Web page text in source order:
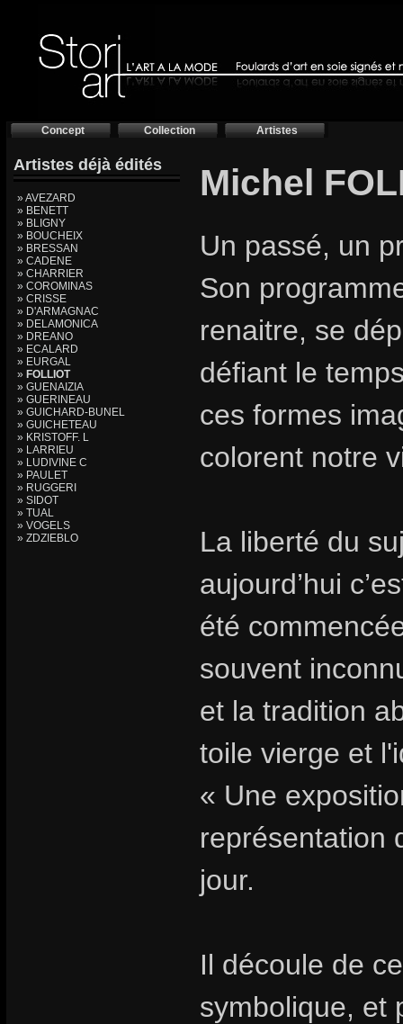
Concept Collection Artistes
Artistes déjà édités
» AVEZARD
» BENETT
» BLIGNY
» BOUCHEIX
» BRESSAN
» CADENE
» CHARRIER
» COROMINAS
» CRISSE
» D'ARMAGNAC
» DELAMONICA
» DREANO
» ECALARD
» EURGAL
» FOLLIOT
» GUENAIZIA
» GUERINEAU
» GUICHARD-BUNEL
» GUICHETEAU
» KRISTOFF. L
» LARRIEU
» LUDIVINE C
» PAULET
» RUGGERI
» SIDOT
» TUAL
» VOGELS
» ZDZIEBLO
Michel
Un passé, un
Son
renaitre, se
défiant le
ces formes
colorent notre
La liberté du
aujourd’hui
été
souvent
et la tradition
toile vierge et
« Une
représentation
jour.
Il découle de
symbolique, et